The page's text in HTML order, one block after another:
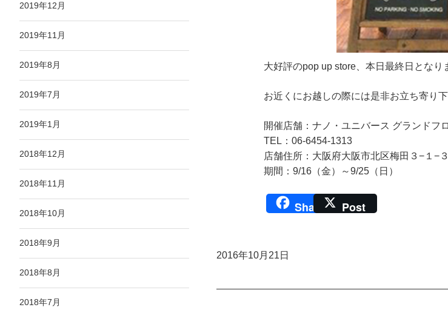
2019年12月
2019年11月
2019年8月
2019年7月
2019年1月
2018年12月
2018年11月
2018年10月
2018年9月
2018年8月
2018年7月
大好評のpop up store、本日最終日となり
お近くにお越しの際には是非お立ち寄り下
開催店舗：ナノ・ユニバース グランドフ
TEL：06-6454-1313
店舗住所：大阪府大阪市北区梅田３−１−
期間：9/16（金）～9/25（日）
Share Post
2016年10月21日